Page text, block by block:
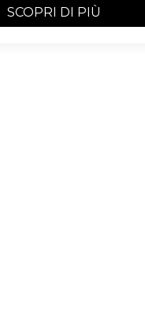
SCOPRI DI PIÙ